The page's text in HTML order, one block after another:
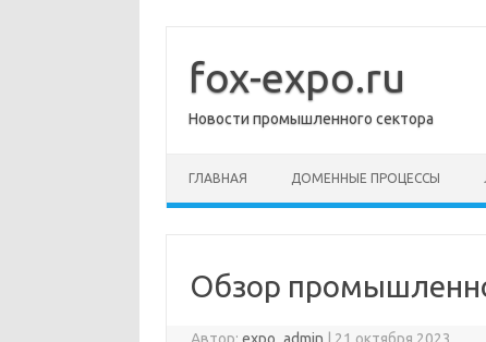
содержимому
fox-expo.ru
Новости промышленного сектора
ГЛАВНАЯ ДОМЕННЫЕ ПРОЦЕССЫ
Обзор